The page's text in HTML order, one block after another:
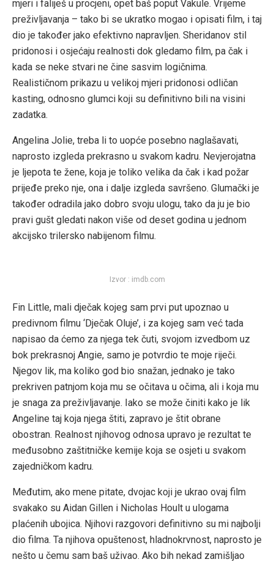
mjeri i faliješ u procjeni, opet baš poput Vakule. Vrijeme
preživljavanja – tako bi se ukratko mogao i opisati film, i taj
dio je također jako efektivno napravljen. Sheridanov stil
pridonosi i osjećaju realnosti dok gledamo film, pa čak i
kada se neke stvari ne čine sasvim logičnima.
Realističnom prikazu u velikoj mjeri pridonosi odličan
kasting, odnosno glumci koji su definitivno bili na visini
zadatka.
Angelina Jolie, treba li to uopće posebno naglašavati,
naprosto izgleda prekrasno u svakom kadru. Nevjerojatna
je ljepota te žene, koja je toliko velika da čak i kad požar
prijeđe preko nje, ona i dalje izgleda savršeno. Glumački je
također odradila jako dobro svoju ulogu, tako da ju je bio
pravi gušt gledati nakon više od deset godina u jednom
akcijsko trilersko nabijenom filmu.
Izvor : imdb.com
Fin Little, mali dječak kojeg sam prvi put upoznao u
predivnom filmu ‘Dječak Oluje’, i za kojeg sam već tada
napisao da ćemo za njega tek čuti, svojom izvedbom uz
bok prekrasnoj Angie, samo je potvrdio te moje riječi.
Njegov lik, ma koliko god bio snažan, jednako je tako
prekriven patnjom koja mu se očitava u očima, ali i koja mu
je snaga za preživljavanje. Iako se može činiti kako je lik
Angeline taj koja njega štiti, zapravo je štit obrane
obostran. Realnost njihovog odnosa upravo je rezultat te
međusobno zaštitničke kemije koja se osjeti u svakom
zajedničkom kadru.
Međutim, ako mene pitate, dvojac koji je ukrao ovaj film
svakako su Aidan Gillen i Nicholas Hoult u ulogama
plaćenih ubojica. Njihovi razgovori definitivno su mi najbolji
dio filma. Ta njihova opuštenost, hladnokrvnost, naprosto je
nešto u čemu sam baš uživao. Ako bih nekad zamišljao